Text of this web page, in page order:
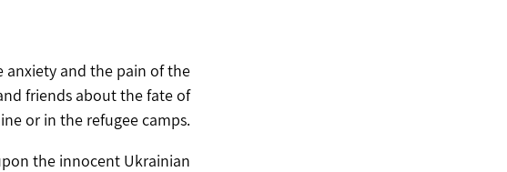
anxiety and the pain of the
friends about the fate of
or in the refugee camps.
the innocent Ukrainian